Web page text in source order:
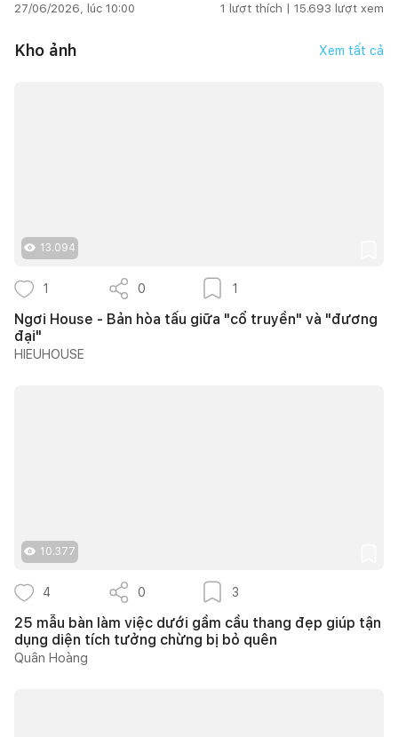
27/06/2026, lúc 10:00 1 lượt thích | 15.693 lượt xem
Kho ảnh Xem tất cả
13.094
1 0 1
Ngơi House - Bản hòa tấu giữa "cổ truyền" và "đương
đại"
HIEUHOUSE
10.377
4 0 3
25 mẫu bàn làm việc dưới gầm cầu thang đẹp giúp tận
dụng diện tích tưởng chừng bị bỏ quên
Quân Hoàng